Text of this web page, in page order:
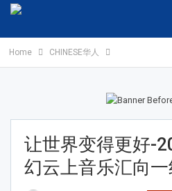
Home CHINESE华人
让世界变得更好-
幻云上音乐汇向